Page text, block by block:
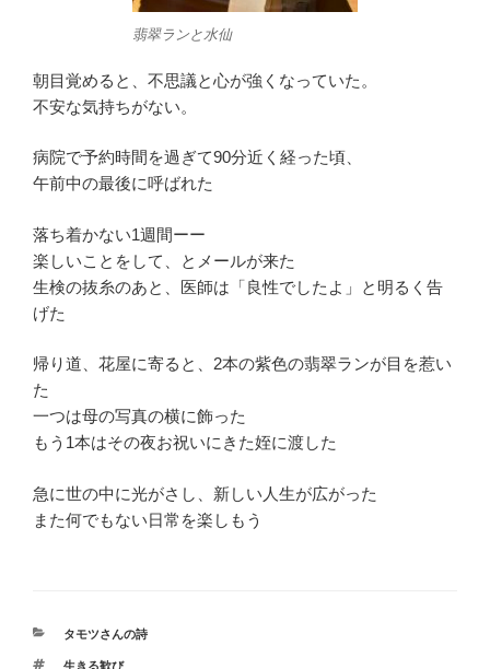
翡翠ランと水仙
朝目覚めると、不思議と心が強くなっていた。
不安な気持ちがない。
病院で予約時間を過ぎて90分近く経った頃、
午前中の最後に呼ばれた
落ち着かない1週間ーー
楽しいことをして、とメールが来た
生検の抜糸のあと、医師は「良性でしたよ」と明るく告
げた
帰り道、花屋に寄ると、2本の紫色の翡翠ランが目を惹い
た
一つは母の写真の横に飾った
もう1本はその夜お祝いにきた姪に渡した
急に世の中に光がさし、新しい人生が広がった
また何でもない日常を楽しもう
カ
タモツさんの詩
タ
生きる歓び